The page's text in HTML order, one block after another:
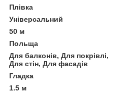
Плівка
Універсальний
50 м
Польща
Для балконів, Для покрівлі,
Для стін, Для фасадів
Гладка
1.5 м